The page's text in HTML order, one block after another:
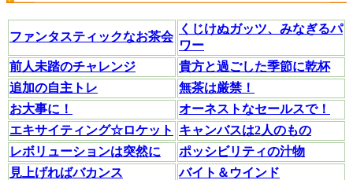
ファンタスティックなお茶会
くじけぬガッツ、みなぎるパ
ワー
前人未踏のチャレンジ
貴方と過ごした季節に乾杯
追加の自主トレ
無茶は厳禁！
お大事に！
オーネストなセールスで！
エキサイティング☆ロケット
キャンバスは2人のもの
レボリューションは突然に
ポッシビリティの汁物
見上げればバカンス
バイト＆ウインド